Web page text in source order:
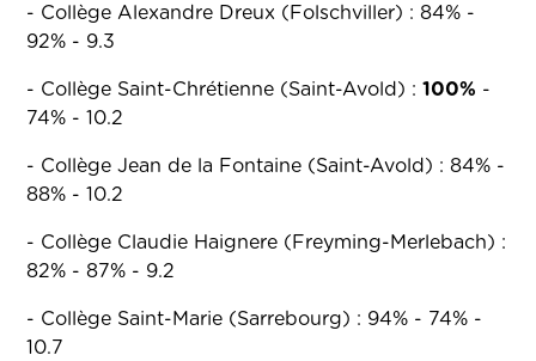
- Collège Alexandre Dreux (Folschviller) : 84% -
92% - 9.3
- Collège Saint-Chrétienne (Saint-Avold) :100% -
74% - 10.2
- Collège Jean de la Fontaine (Saint-Avold) : 84% -
88% - 10.2
- Collège Claudie Haignere (Freyming-Merlebach) :
82% - 87% - 9.2
- Collège Saint-Marie (Sarrebourg) : 94% - 74% -
10.7